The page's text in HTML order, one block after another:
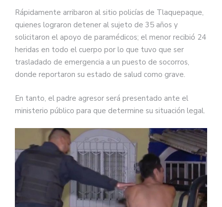
Rápidamente arribaron al sitio policías de Tlaquepaque,
quienes lograron detener al sujeto de 35 años y
solicitaron el apoyo de paramédicos; el menor recibió 24
heridas en todo el cuerpo por lo que tuvo que ser
trasladado de emergencia a un puesto de socorros,
donde reportaron su estado de salud como grave.
En tanto, el padre agresor será presentado ante el
ministerio público para que determine su situación legal.